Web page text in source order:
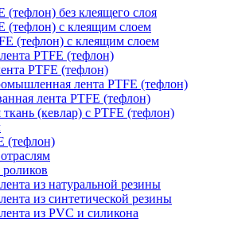
(тефлон) без клеящего слоя
(тефлон) с клеящим слоем
(тефлон) с клеящим слоем
PTFE (тефлон)
PTFE (тефлон)
лента PTFE (тефлон)
лента PTFE (тефлон)
(кевлар) с PTFE (тефлон)
(тефлон)
из натуральной резины
из синтетической резины
из PVC и силикона